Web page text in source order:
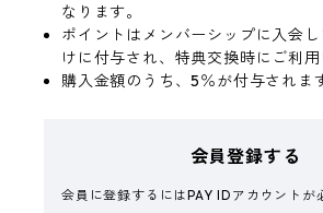
なります。
ポイントはメンバーシップに入会
けに付与され、特典交換時にご利用
購入金額のうち、5％が付与されま
会員登録する
会員に登録するにはPAY IDアカウントが